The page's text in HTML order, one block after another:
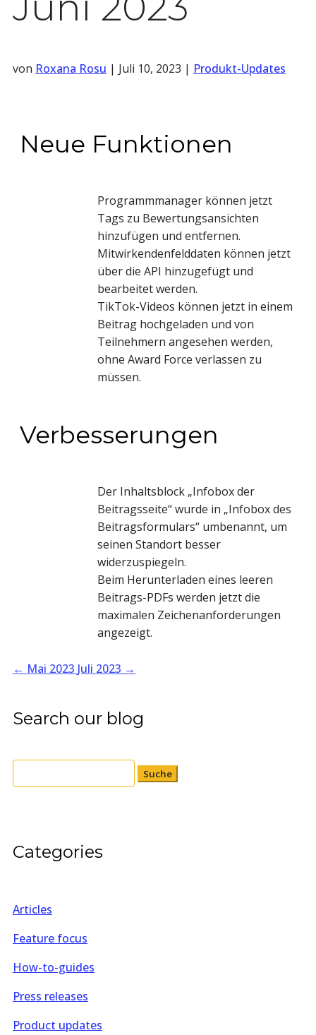
von Roxana Rosu | Juli 10, 2023 | Produkt-Updates
Neue Funktionen
Programmmanager können jetzt
Tags zu Bewertungsansichten
hinzufügen und entfernen.
Mitwirkendenfelddaten können jetzt
über die API hinzugefügt und
bearbeitet werden.
TikTok-Videos können jetzt in einem
Beitrag hochgeladen und von
Teilnehmern angesehen werden,
ohne Award Force verlassen zu
müssen.
Verbesserungen
Der Inhaltsblock „Infobox der
Beitragsseite“ wurde in „Infobox des
Beitragsformulars“ umbenannt, um
seinen Standort besser
widerzuspiegeln.
Beim Herunterladen eines leeren
Beitrags-PDFs werden jetzt die
maximalen Zeichenanforderungen
angezeigt.
← Mai 2023 Juli 2023 →
Search our blog
Suchen
nach:
Categories
Articles
Feature focus
How-to-guides
Press releases
Product updates